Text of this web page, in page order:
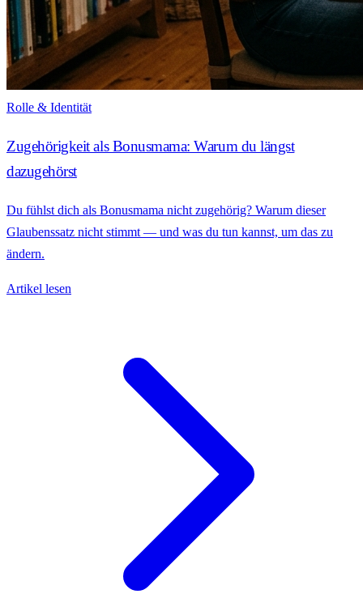
Rolle & Identität
Zugehörigkeit als Bonusmama: Warum du längst
dazugehörst
Du fühlst dich als Bonusmama nicht zugehörig? Warum dieser
Glaubenssatz nicht stimmt — und was du tun kannst, um das zu
ändern.
Artikel lesen